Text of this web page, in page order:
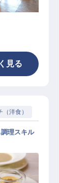
見る
（洋食）
理スキル